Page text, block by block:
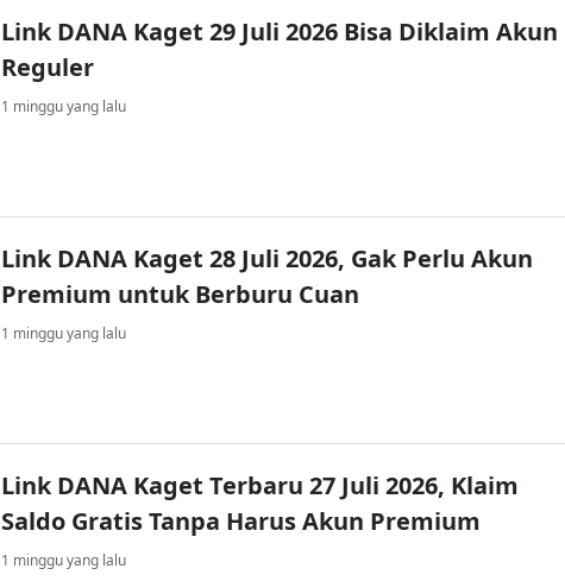
Link DANA Kaget 29 Juli 2026 Bisa Diklaim Akun
Reguler
1 minggu yang lalu
Link DANA Kaget 28 Juli 2026, Gak Perlu Akun
Premium untuk Berburu Cuan
1 minggu yang lalu
Link DANA Kaget Terbaru 27 Juli 2026, Klaim
Saldo Gratis Tanpa Harus Akun Premium
1 minggu yang lalu